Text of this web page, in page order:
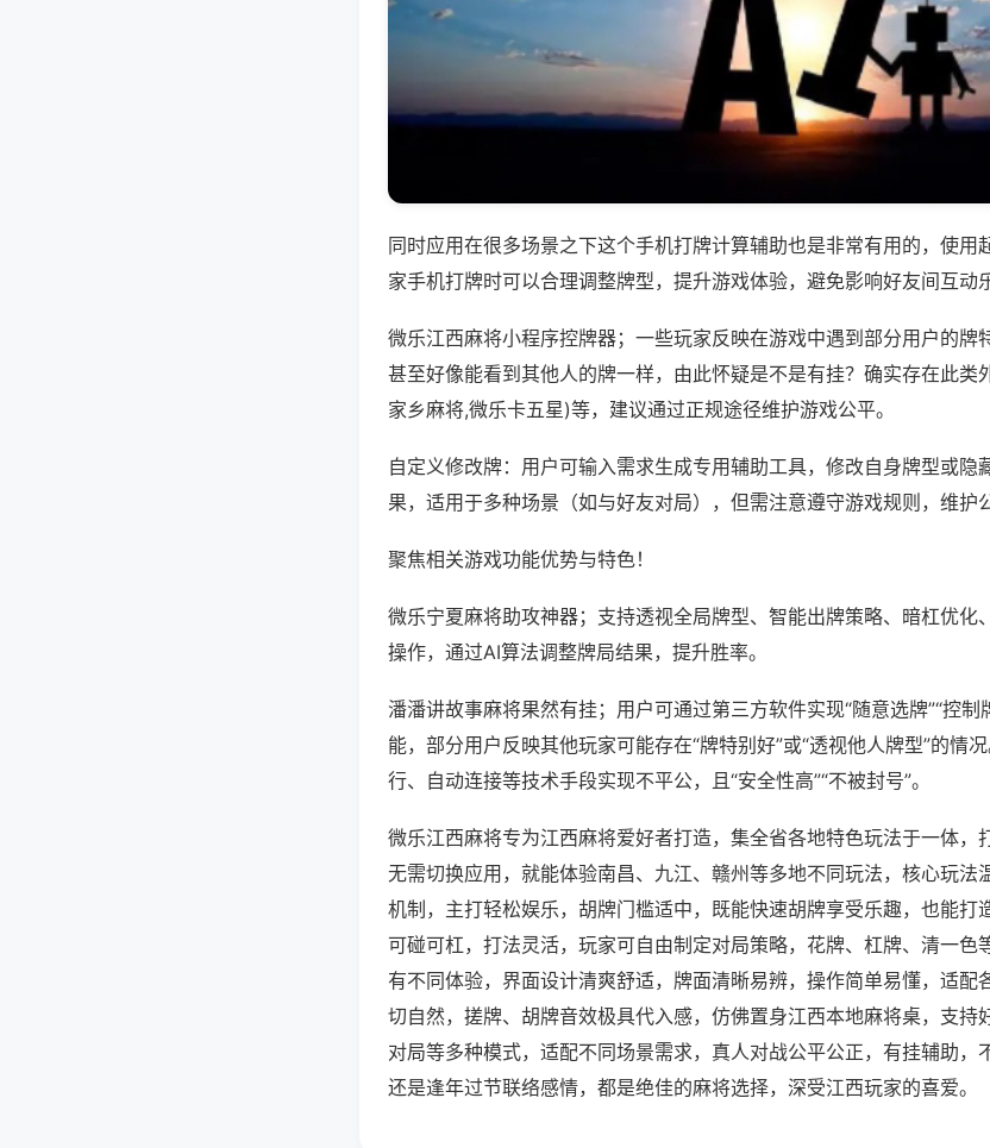
同时应用在很多场景之下这个手机打牌计算辅助也是非常有用的，使用
家手机打牌时可以合理调整牌型，提升游戏体验，避免影响好友间互动
微乐江西麻将小程序控牌器；一些玩家反映在游戏中遇到部分用户的牌
甚至好像能看到其他人的牌一样，由此怀疑是不是有挂？确实存在此类
家乡麻将,微乐卡五星)等，建议通过正规途径维护游戏公平。
自定义修改牌：用户可输入需求生成专用辅助工具，修改自身牌型或隐
果，适用于多种场景（如与好友对局），但需注意遵守游戏规则，维护
聚焦相关游戏功能优势与特色！
微乐宁夏麻将助攻神器；支持透视全局牌型、智能出牌策略、暗杠优化
操作，通过AI算法调整牌局结果，提升胜率。
潘潘讲故事麻将果然有挂；用户可通过第三方软件实现“随意选牌”“控制
能，部分用户反映其他玩家可能存在“牌特别好”或“透视他人牌型”的情
行、自动连接等技术手段实现不平公，且“安全性高”“不被封号”。
微乐江西麻将专为江西麻将爱好者打造，集全省各地特色玩法于一体，
无需切换应用，就能体验南昌、九江、赣州等多地不同玩法，核心玩法
机制，主打轻松娱乐，胡牌门槛适中，既能快速胡牌享受乐趣，也能打
可碰可杠，打法灵活，玩家可自由制定对局策略，花牌、杠牌、清一色
有不同体验，界面设计清爽舒适，牌面清晰易辨，操作简单易懂，适配
切自然，搓牌、胡牌音效极具代入感，仿佛置身江西本地麻将桌，支持
对局等多种模式，适配不同场景需求，真人对战公平公正，有挂辅助，
还是逢年过节联络感情，都是绝佳的麻将选择，深受江西玩家的喜爱。